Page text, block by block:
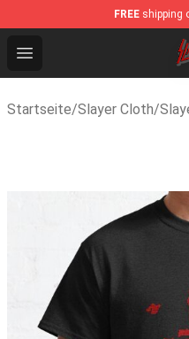
FREE shipping
Open menu
Slayer Store - Official
Startseite/Slayer Cloth/